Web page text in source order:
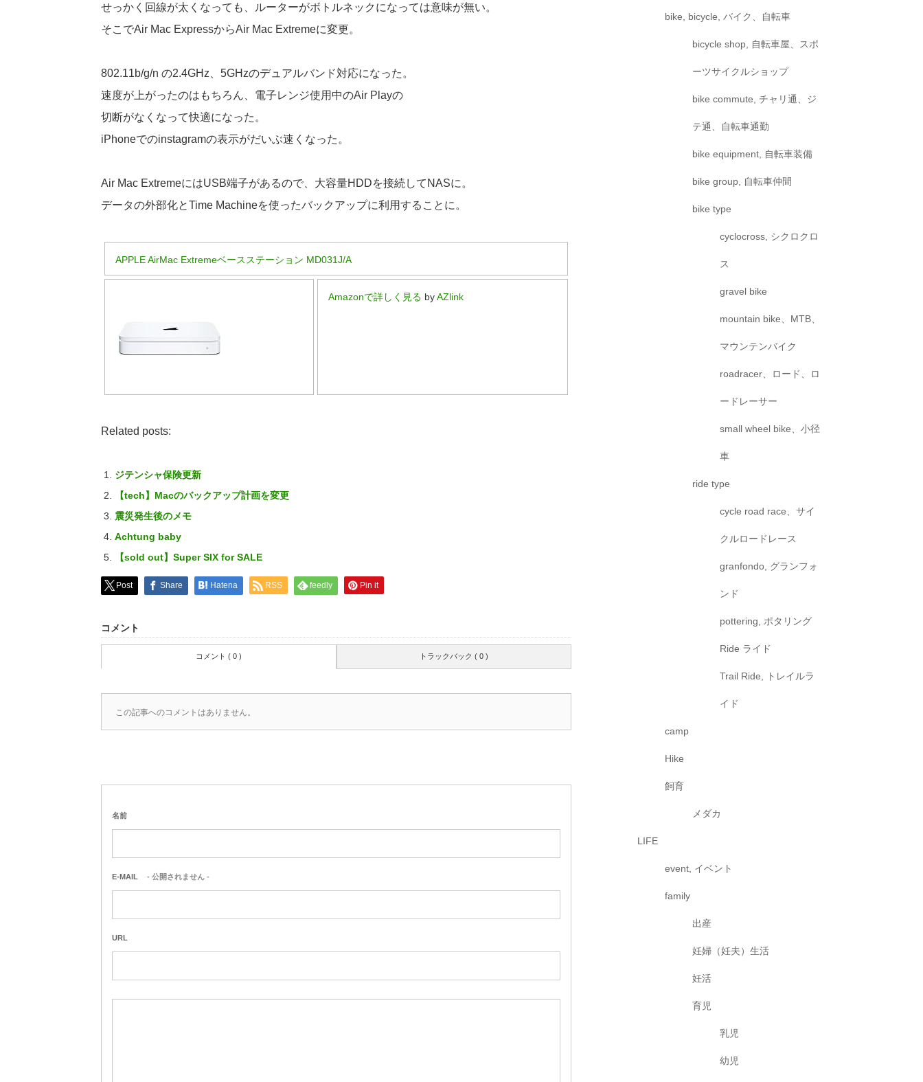
せっかく回線が太くなっても、ルーターがボトルネックになっては意味が無い。
そこでAir Mac ExpressからAir Mac Extremeに変更。
802.11b/g/n の2.4GHz、5GHzのデュアルバンド対応になった。
速度が上がったのはもちろん、電子レンジ使用中のAir Playの
切断がなくなって快適になった。
iPhoneでのinstagramの表示がだいぶ速くなった。
Air Mac ExtremeにはUSB端子があるので、大容量HDDを接続してNASに。
データの外部化とTime Machineを使ったバックアップに利用することに。
APPLE AirMac Extremeベースステーション MD031J/A
Amazonで詳しく見る byAZlink
Related posts:
ジテンシャ保険更新
【tech】Macのバックアップ計画を変更
震災発生後のメモ
Achtung baby
【sold out】Super SIX for SALE
Post Share Hatena RSS feedly Pin it
コメント
コメント ( 0 ) トラックバック ( 0 )
この記事へのコメントはありません。
名前
E-MAIL - 公開されません -
URL
bike, bicycle, バイク、自転車
bicycle shop, 自転車屋、スポ
ーツサイクルショップ
bike commute, チャリ通、ジ
テ通、自転車通勤
bike equipment, 自転車装備
bike group, 自転車仲間
bike type
cyclocross, シクロクロ
ス
gravel bike
mountain bike、MTB、
マウンテンバイク
roadracer、ロード、ロ
ードレーサー
small wheel bike、小径
車
ride type
cycle road race、サイ
クルロードレース
granfondo, グランフォ
ンド
pottering, ポタリング
Ride ライド
Trail Ride, トレイルラ
イド
camp
Hike
飼育
メダカ
LIFE
event, イベント
family
出産
妊婦（妊夫）生活
妊活
育児
乳児
幼児